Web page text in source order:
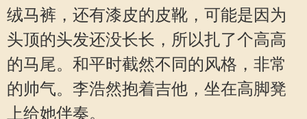
绒马裤，还有漆皮的皮靴，可能是因为
头顶的头发还没长长，所以扎了个高高
的马尾。和平时截然不同的风格，非常
的帅气。李浩然抱着吉他，坐在高脚凳
上给她伴奏。